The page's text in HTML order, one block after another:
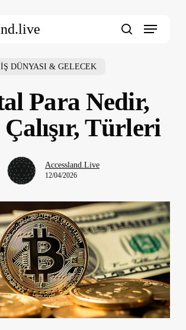
Menu
İŞ DÜNYASI & GELECEK
Para Nedir,
Çalışır, Türleri
Accessland.Live
12/04/2026